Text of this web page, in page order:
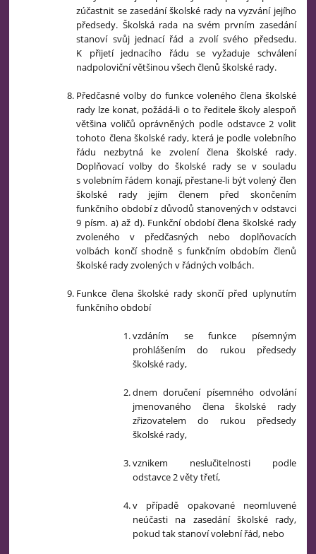
zúčastnit se zasedání školské rady na vyzvání jejího
předsedy. Školská rada na svém prvním zasedání
stanoví svůj jednací řád a zvolí svého předsedu.
K přijetí jednacího řádu se vyžaduje schválení
nadpoloviční většinou všech členů školské rady.
Předčasné volby do funkce voleného člena školské
rady lze konat, požádá-li o to ředitele školy alespoň
většina voličů oprávněných podle odstavce 2 volit
tohoto člena školské rady, která je podle volebního
řádu nezbytná ke zvolení člena školské rady.
Doplňovací volby do školské rady se v souladu
s volebním řádem konají, přestane-li být volený člen
školské rady jejím členem před skončením
funkčního období z důvodů stanovených v odstavci
9 písm. a) až d). Funkční období člena školské rady
zvoleného v předčasných nebo doplňovacích
volbách končí shodně s funkčním obdobím členů
školské rady zvolených v řádných volbách.
Funkce člena školské rady skončí před uplynutím
funkčního období
vzdáním se funkce písemným
prohlášením do rukou předsedy
školské rady,
dnem doručení písemného odvolání
jmenovaného člena školské rady
zřizovatelem do rukou předsedy
školské rady,
vznikem neslučitelnosti podle
odstavce 2 věty třetí,
v případě opakované neomluvené
neúčasti na zasedání školské rady,
pokud tak stanoví volební řád, nebo